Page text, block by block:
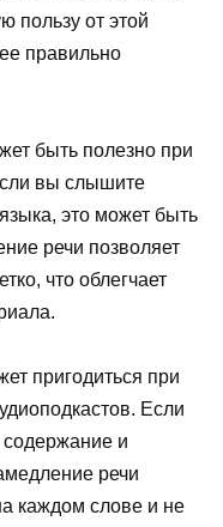
пользу от этой
правильно
быть полезно при
вы слышите
это может быть
речи позволяет
что облегчает
пригодиться при
Если
содержание и
речи
каждом слове и не